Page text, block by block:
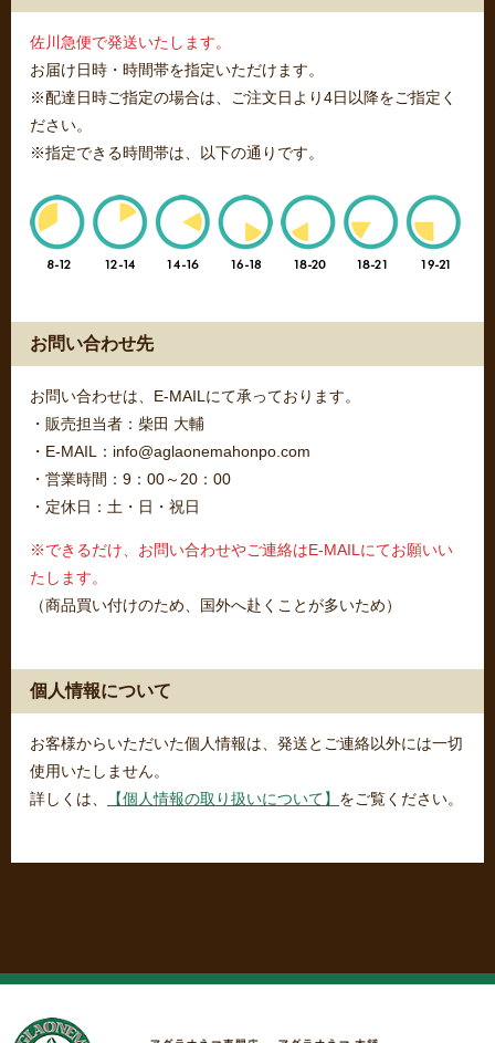
佐川急便で発送いたします。
お届け日時・時間帯を指定いただけます。
※配達日時ご指定の場合は、ご注文日より4日以降をご指定く
ださい。
※指定できる時間帯は、以下の通りです。
お問い合わせ先
お問い合わせは、E-MAILにて承っております。
・販売担当者：柴田 大輔
・E-MAIL：info@aglaonemahonpo.com
・営業時間：9：00～20：00
・定休日：土・日・祝日
※できるだけ、お問い合わせやご連絡はE-MAILにてお願いい
たします。
（商品買い付けのため、国外へ赴くことが多いため）
個人情報について
お客様からいただいた個人情報は、発送とご連絡以外には一切
使用いたしません。
詳しくは、
【個人情報の取り扱いについて】 をご覧ください。